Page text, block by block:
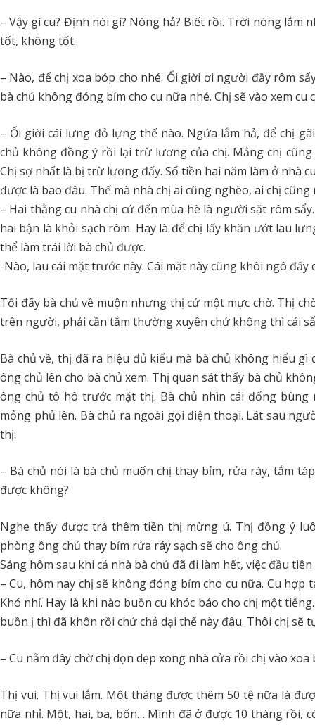
– Vậy gì cu? Định nói gì? Nóng hả? Biết rồi. Trời nóng
tốt, không tốt.
– Nào, để chị xoa bóp cho nhé. Ối giời ơi người đầy rôm
bà chủ không đóng bỉm cho cu nữa nhé. Chị sẽ vào xem
– Ối giời cái lưng đỏ lựng thế nào. Ngứa lắm hả, để chị
chủ không đồng ý rồi lại trừ lương của chị. Mắng chị
Chị sợ nhất là bị trừ lương đấy. Số tiền hai năm làm ở nhà
được là bao đâu. Thế mà nhà chị ai cũng nghèo, ai chị
– Hai thằng cu nhà chị cứ đến mùa hè là người sặt rôm
hai bận là khỏi sạch rôm. Hay là để chị lấy khăn ướt lau
thể làm trái lời bà chủ được.
-Nào, lau cái mặt trước này. Cái mặt này cũng khôi ngô đấy
Tối đấy bà chủ về muộn nhưng thị cứ một mực chờ. Thị
trên người, phải cần tắm thường xuyên chứ không thì cái
Bà chủ về, thị đã ra hiệu đủ kiểu mà bà chủ không hiểu
ông chủ lên cho bà chủ xem. Thị quan sát thấy bà chủ
ông chủ tô hô trước mặt thị. Bà chủ nhìn cái đống
mỏng phủ lên. Bà chủ ra ngoài gọi điện thoại. Lát sau
thị:
– Bà chủ nói là bà chủ muốn chị thay bỉm, rửa ráy, tắm
được không?
Nghe thấy được trả thêm tiền thị mừng ú. Thị đồng ý
phòng ông chủ thay bỉm rửa ráy sạch sẽ cho ông chủ.
Sáng hôm sau khi cả nhà bà chủ đã đi làm hết, việc đầu
– Cu, hôm nay chị sẽ không đóng bỉm cho cu nữa. Cu hợp
Khó nhỉ. Hay là khi nào buồn cu khóc báo cho chị một
buồn ị thì đã khôn rồi chứ chả dại thế này đâu. Thôi chị sẽ
– Cu nằm đây chờ chị dọn dẹp xong nhà cửa rồi chị vào
Thị vui. Thị vui lắm. Một tháng được thêm 50 tệ nữa là
nữa nhỉ. Một, hai, ba, bốn… Mình đã ở được 10 tháng rồi,